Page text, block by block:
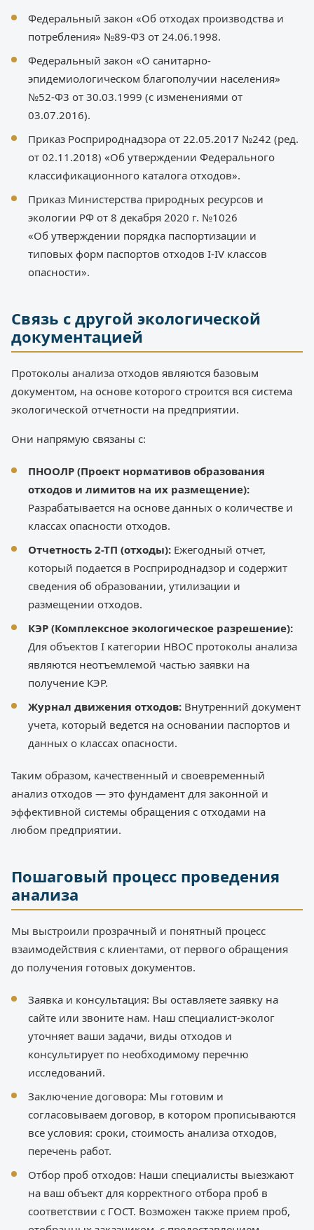
Федеральный закон «Об отходах производства и
потребления» №89-Ф3 от 24.06.1998.
Федеральный закон «О санитарно-
эпидемиологическом благополучии населения»
№52-Ф3 от 30.03.1999 (с изменениями от
03.07.2016).
Приказ Росприроднадзора от 22.05.2017 №242 (ред.
от 02.11.2018) «Об утверждении Федерального
классификационного каталога отходов».
Приказ Министерства природных ресурсов и
экологии РФ от 8 декабря 2020 г. №1026
«Об утверждении порядка паспортизации и
типовых форм паспортов отходов I-IV классов
опасности».
Связь с другой экологической
документацией
Протоколы анализа отходов являются базовым
документом, на основе которого строится вся система
экологической отчетности на предприятии.
Они напрямую связаны с:
ПНООЛР (Проект нормативов образования
отходов и лимитов на их размещение):
Разрабатывается на основе данных о количестве и
классах опасности отходов.
Отчетность 2-ТП (отходы): Ежегодный отчет,
который подается в Росприроднадзор и содержит
сведения об образовании, утилизации и
размещении отходов.
КЭР (Комплексное экологическое разрешение):
Для объектов I категории НВОС протоколы анализа
являются неотъемлемой частью заявки на
получение КЭР.
Журнал движения отходов: Внутренний документ
учета, который ведется на основании паспортов и
данных о классах опасности.
Таким образом, качественный и своевременный
анализ отходов — это фундамент для законной и
эффективной системы обращения с отходами на
любом предприятии.
Пошаговый процесс проведения
анализа
Мы выстроили прозрачный и понятный процесс
взаимодействия с клиентами, от первого обращения
до получения готовых документов.
Заявка и консультация: Вы оставляете заявку на
сайте или звоните нам. Наш специалист-эколог
уточняет ваши задачи, виды отходов и
консультирует по необходимому перечню
исследований.
Заключение договора: Мы готовим и
согласовываем договор, в котором прописываются
все условия: сроки, стоимость анализа отходов,
перечень работ.
Отбор проб отходов: Наши специалисты выезжают
на ваш объект для корректного отбора проб в
соответствии с ГОСТ. Возможен также прием проб,